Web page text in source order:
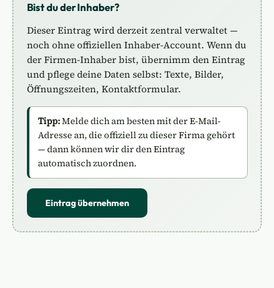
Bist du der Inhaber?
Dieser Eintrag wird derzeit zentral verwaltet —
noch ohne offiziellen Inhaber-Account. Wenn du
der Firmen-Inhaber bist, übernimm den Eintrag
und pflege deine Daten selbst: Texte, Bilder,
Öffnungszeiten, Kontaktformular.
Tipp:Melde dich am besten mit der E-Mail-
Adresse an, die offiziell zu dieser Firma gehört
— dann können wir dir den Eintrag
automatisch zuordnen.
Eintrag übernehmen